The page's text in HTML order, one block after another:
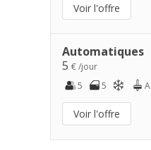
Voir l'offre
Automatiques
5 € /jour
5
5 A
Voir l'offre